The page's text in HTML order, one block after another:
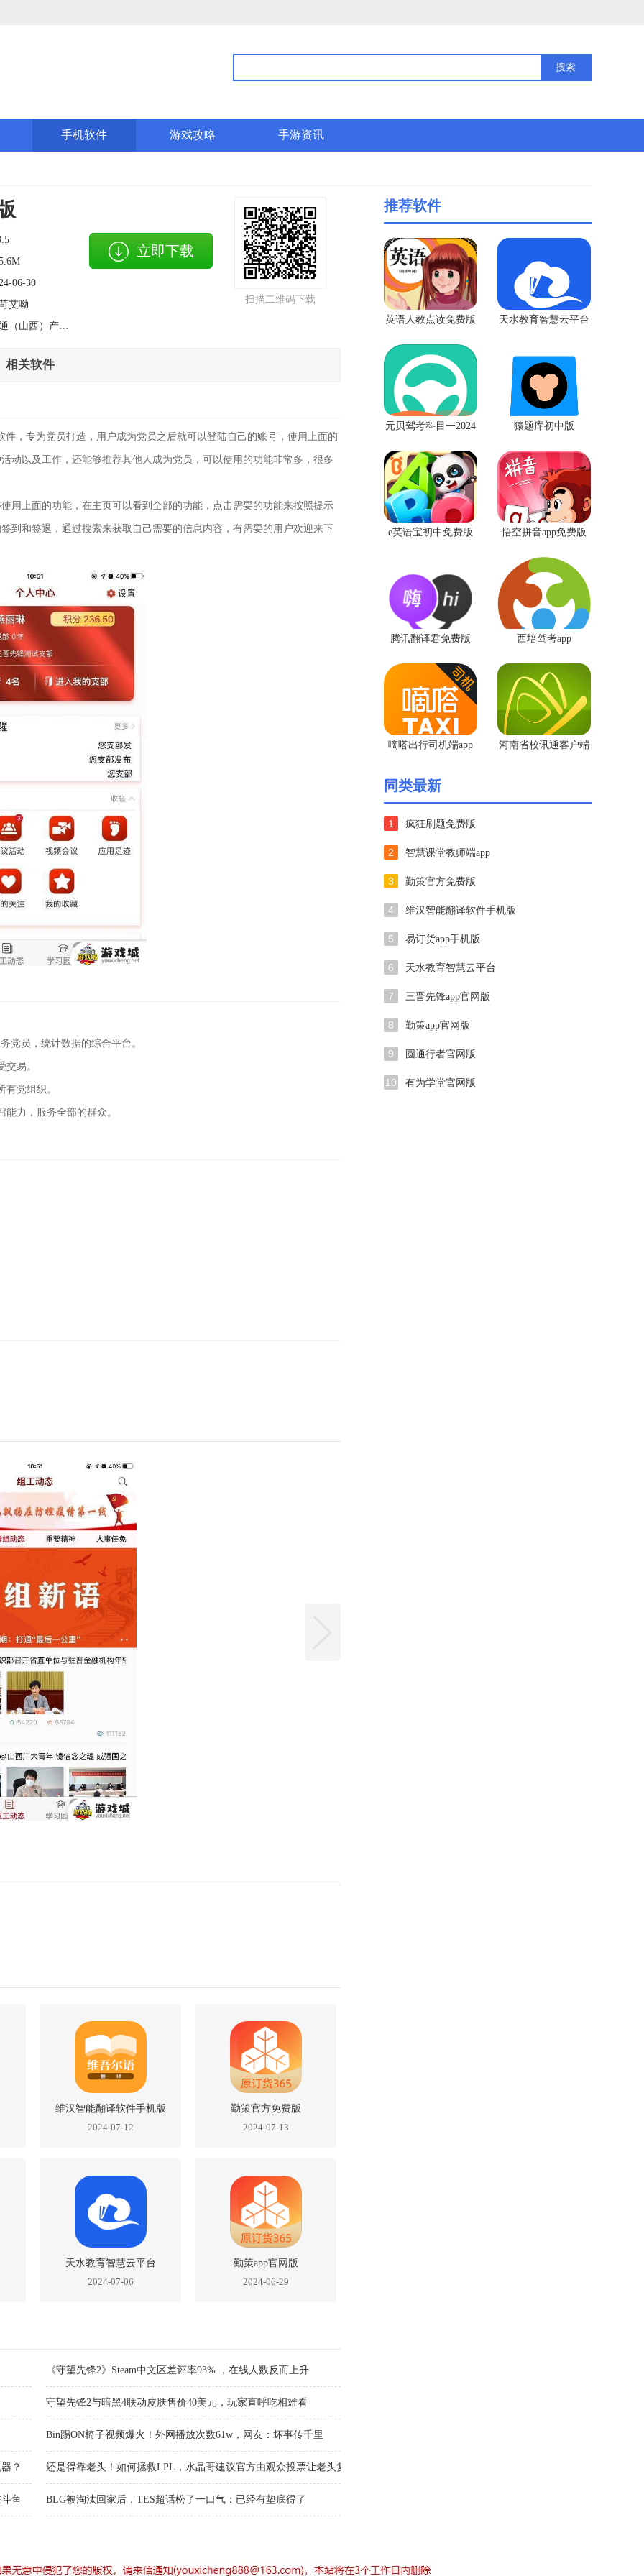
手机软件 游戏攻略 手游资讯
06-30
艾呦
山西）产业互联网有限公司
扫描二维码下载
立即下载
相关软件
，专为党员打造，用户成为党员之后就可以登陆自己的账号，使用上面的
动以及工作，还能够推荐其他人成为党员，可以使用的功能非常多，很多
用上面的功能，在主页可以看到全部的功能，点击需要的功能来按照提示
到和签退，通过搜索来获取自己需要的信息内容，有需要的用户欢迎来下
党员，统计数据的综合平台。
易。
党组织。
力，服务全部的群众。
维汉智能翻译软件手机版
2024-07-12
勤策官方免费版
2024-07-13
天水教育智慧云平台
2024-07-06
勤策app官网版
2024-06-29
《守望先锋2》Steam中文区差评率93% ，在线人数反而上升
守望先锋2与暗黑4联动皮肤售价40美元，玩家直呼吃相难看
Bin踢ON椅子视频爆火！外网播放次数61w，网友：坏事传千里
？ 还是得靠老头！如何拯救LPL，水晶哥建议官方由观众投票让老头复
出打比赛
鱼 BLG被淘汰回家后，TES超话松了一口气：已经有垫底得了
推荐软件
英语人教点读免费版 天水教育智慧云平台
元贝驾考科目一2024
猿题库初中版
e英语宝初中免费版 悟空拼音app免费版
腾讯翻译君免费版 西培驾考app
嘀嗒出行司机端app
河南省校讯通客户端
同类最新
1 疯狂刷题免费版
2 智慧课堂教师端app
3 勤策官方免费版
4 维汉智能翻译软件手机版
5 易订货app手机版
6 天水教育智慧云平台
7 三晋先锋app官网版
8 勤策app官网版
9 圆通行者官网版
10 有为学堂官网版